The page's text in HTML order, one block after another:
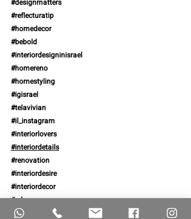
#designmatters
#reflecturatip
#homedecor
#bebold
#interiordesigninisrael
#homereno
#homestyling
#igisrael
#telavivian
#il_instagram
#interiorlovers
#interiordetails
#renovation
#interiordesire
#interiordecor
#edge
#edgedesign